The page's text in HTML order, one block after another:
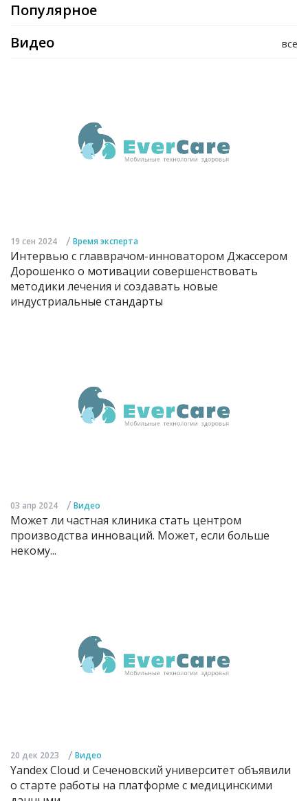
Популярное
все
Видео
19 сен 2024 / Время эксперта
Интервью с главврачом-инноватором Джассером
Дорошенко о мотивации совершенствовать
методики лечения и создавать новые
индустриальные стандарты
03 апр 2024 / Видео
Может ли частная клиника стать центром
производства инноваций. Может, если больше
некому...
20 дек 2023 / Видео
Yandex Cloud и Сеченовский университет объявили
о старте работы на платформе с медицинскими